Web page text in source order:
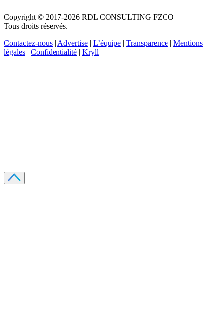
Copyright © 2017-2026 RDL CONSULTING FZCO
Tous droits réservés.
Contactez-nous | Advertise | L’équipe | Transparence | Mentions
légales | Confidentialité | Kryll